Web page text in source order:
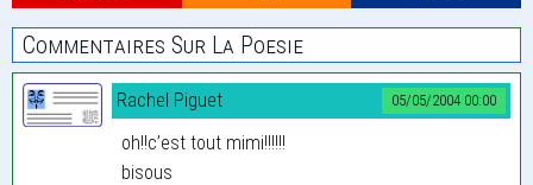
Commentaires Sur La Poesie
05/05/2004 00:00
Rachel Piguet
oh!!c’est tout mimi!!!!!!
bisous